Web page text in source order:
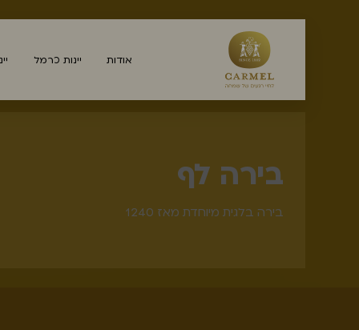
אודות יינות כרמל
בירה לף
בירה בלגית מיוחדת מאז 1240